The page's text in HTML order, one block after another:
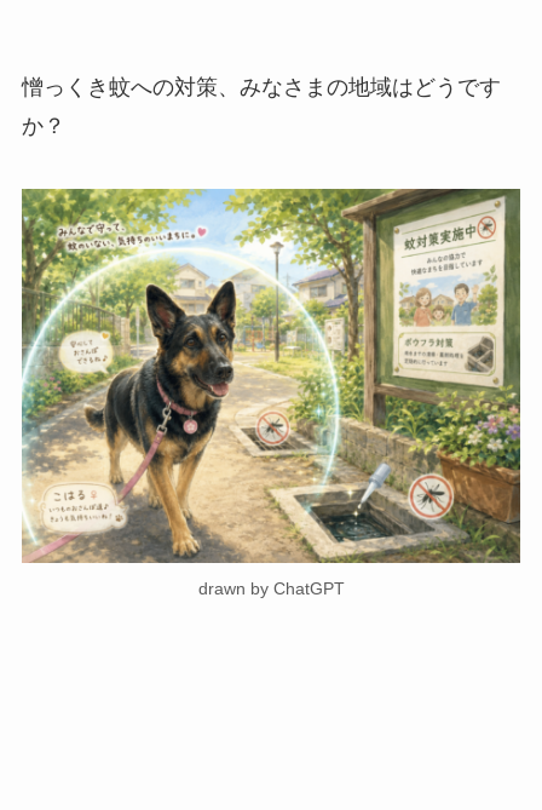
憎っくき蚊への対策、みなさまの地域はどうです
か？
drawn by ChatGPT